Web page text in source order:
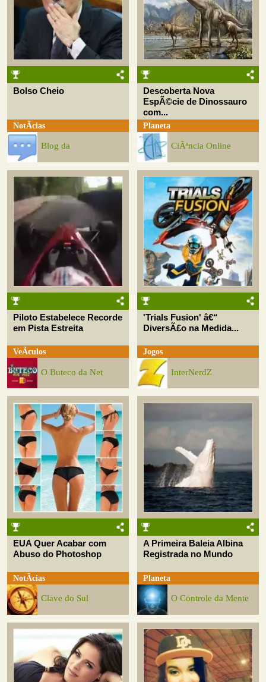
Bolso Cheio
NotÃ­cias
Blog da
Descoberta Nova
EspÃ©cie de Dinossauro
com...
Planeta
CiÃªncia Online
Piloto Estabelece Recorde
em Pista Estreita
VeÃ­culos
O Buteco da Net
'Trials Fusion' â€“
DiversÃ£o na Medida...
Jogos
InterNerdZ
EUA Quer Acabar com
Abuso do Photoshop
NotÃ­cias
Clave do Sul
A Primeira Baleia Albina
Registrada no Mundo
Planeta
O Controle da Mente